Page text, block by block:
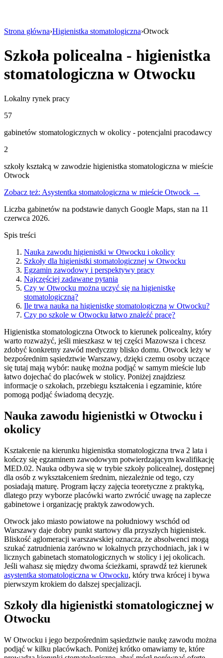
Strona główna›Higienistka stomatologiczna›Otwock
Szkoła policealna - higienistka
stomatologiczna w Otwocku
Lokalny rynek pracy
57
gabinetów stomatologicznych w okolicy - potencjalni pracodawcy
2
szkoły kształcą w zawodzie higienistka stomatologiczna w mieście
Otwock
Zobacz też: Asystentka stomatologiczna w mieście Otwock →
Liczba gabinetów na podstawie danych Google Maps, stan na 11
czerwca 2026.
Spis treści
Nauka zawodu higienistki w Otwocku i okolicy
Szkoły dla higienistki stomatologicznej w Otwocku
Egzamin zawodowy i perspektywy pracy
Najczęściej zadawane pytania
Czy w Otwocku można uczyć się na higienistkę
stomatologiczną?
Ile trwa nauka na higienistkę stomatologiczną w Otwocku?
Czy po szkole w Otwocku łatwo znaleźć pracę?
Higienistka stomatologiczna Otwock to kierunek policealny, który
warto rozważyć, jeśli mieszkasz w tej części Mazowsza i chcesz
zdobyć konkretny zawód medyczny blisko domu. Otwock leży w
bezpośrednim sąsiedztwie Warszawy, dzięki czemu osoby uczące
się tutaj mają wybór: naukę można podjąć w samym mieście lub
łatwo dojechać do placówek w stolicy. Poniżej znajdziesz
informacje o szkołach, przebiegu kształcenia i egzaminie, które
pomogą podjąć świadomą decyzję.
Nauka zawodu higienistki w Otwocku i
okolicy
Kształcenie na kierunku higienistka stomatologiczna trwa 2 lata i
kończy się egzaminem zawodowym potwierdzającym kwalifikację
MED.02. Nauka odbywa się w trybie szkoły policealnej, dostępnej
dla osób z wykształceniem średnim, niezależnie od tego, czy
posiadają maturę. Program łączy zajęcia teoretyczne z praktyką,
dlatego przy wyborze placówki warto zwrócić uwagę na zaplecze
gabinetowe i organizację praktyk zawodowych.
Otwock jako miasto powiatowe na południowy wschód od
Warszawy daje dobry punkt startowy dla przyszłych higienistek.
Bliskość aglomeracji warszawskiej oznacza, że absolwenci mogą
szukać zatrudnienia zarówno w lokalnych przychodniach, jak i w
licznych gabinetach stomatologicznych w stolicy i jej okolicach.
Jeśli wahasz się między dwoma ścieżkami, sprawdź też kierunek
asystentka stomatologiczna w Otwocku, który trwa krócej i bywa
pierwszym krokiem do dalszej specjalizacji.
Szkoły dla higienistki stomatologicznej w
Otwocku
W Otwocku i jego bezpośrednim sąsiedztwie naukę zawodu można
podjąć w kilku placówkach. Poniżej krótko omawiamy te, które